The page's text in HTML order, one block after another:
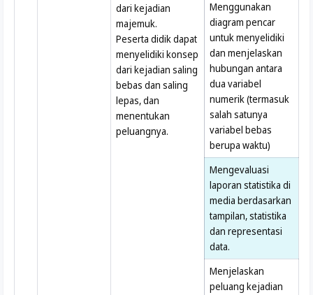
dari kejadian
majemuk.
Peserta didik dapat
menyelidiki konsep
dari kejadian saling
bebas dan saling
lepas, dan
menentukan
peluangnya.
Menggunakan
diagram pencar
untuk menyelidiki
dan menjelaskan
hubungan antara
dua variabel
numerik (termasuk
salah satunya
variabel bebas
berupa waktu)
Mengevaluasi
laporan statistika di
media berdasarkan
tampilan, statistika
dan representasi
data.
Menjelaskan
peluang kejadian